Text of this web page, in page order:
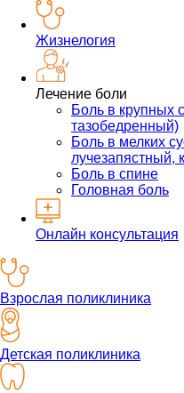
Жизнелогия
Лечение боли
Боль в крупных
тазобедренный)
Боль в мелких
лучезапястный,
Боль в спине
Головная боль
Онлайн консультация
Взрослая поликлиника
Детская поликлиника